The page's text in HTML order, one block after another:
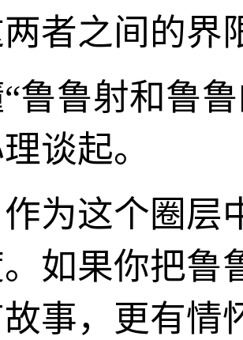
者之间的界
鲁鲁射和鲁
谈起。
为这个圈层
如果你把鲁
事，更有情